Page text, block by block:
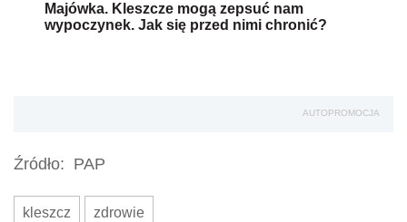
Majówka. Kleszcze mogą zepsuć nam
wypoczynek. Jak się przed nimi chronić?
AUTOPROMOCJA
Źródło: PAP
kleszcz zdrowie